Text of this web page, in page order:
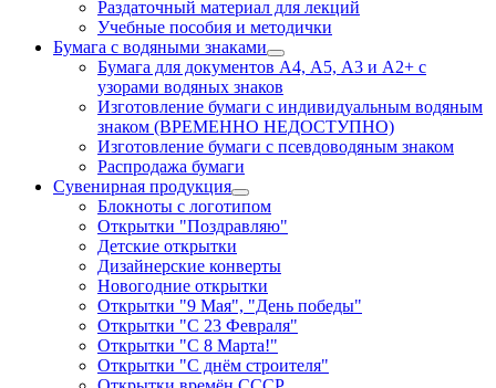
Раздаточный материал для лекций
Учебные пособия и методички
Бумага с водяными знаками
Бумага для документов А4, А5, А3 и А2+ с
узорами водяных знаков
Изготовление бумаги с индивидуальным водяным
знаком (ВРЕМЕННО НЕДОСТУПНО)
Изготовление бумаги с псевдоводяным знаком
Распродажа бумаги
Сувенирная продукция
Блокноты с логотипом
Открытки "Поздравляю"
Детские открытки
Дизайнерские конверты
Новогодние открытки
Открытки "9 Мая", "День победы"
Открытки "С 23 Февраля"
Открытки "С 8 Марта!"
Открытки "С днём строителя"